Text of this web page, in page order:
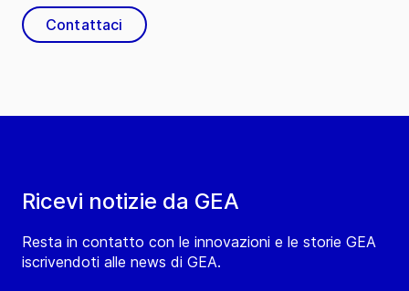
Ricevi notizie da GEA
Resta in contatto con le innovazioni e le storie GEA
iscrivendoti alle news di GEA.
Contattaci